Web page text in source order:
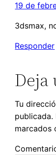
19 de
3dsmax,
Responder
Deja
Tu
publicada.
marcados